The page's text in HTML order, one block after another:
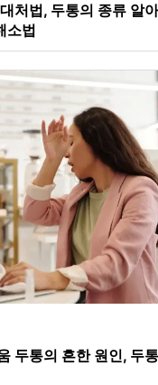
처법, 두통의 종류 알
소법
두통의 흔한 원인, 두